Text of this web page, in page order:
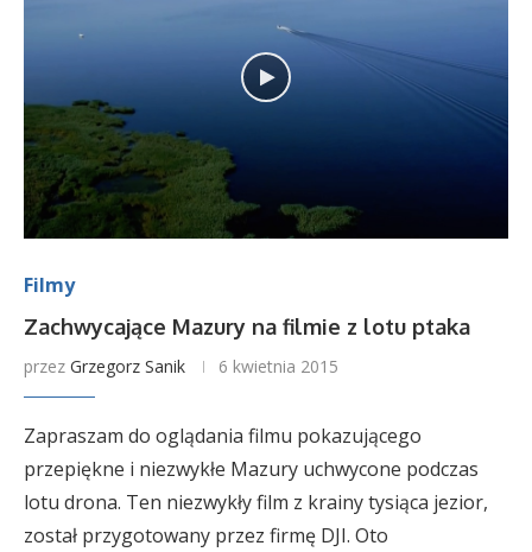
Filmy
Zachwycające Mazury na filmie z lotu ptaka
przez Grzegorz Sanik 6 kwietnia 2015
Zapraszam do oglądania filmu pokazującego
przepiękne i niezwykłe Mazury uchwycone podczas
lotu drona. Ten niezwykły film z krainy tysiąca jezior,
został przygotowany przez firmę DJI. Oto